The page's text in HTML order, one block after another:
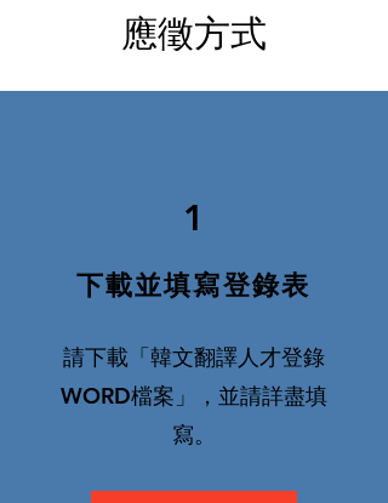
應徵方式
1
下載並填寫登錄表
請下載「韓文翻譯人才登錄
WORD檔案」，並請詳盡填
寫。